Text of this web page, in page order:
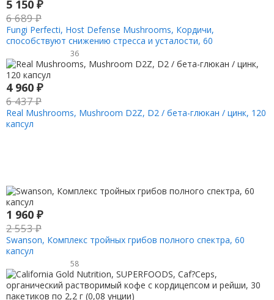
5 150 ₽
6 689₽
Fungi Perfecti, Host Defense Mushrooms, Кордичи,
способствуют снижению стресса и усталости, 60
вегетарианских капсул
36
4 960 ₽
6 437₽
Real Mushrooms, Mushroom D2Z, D2 / бета-глюкан / цинк, 120
капсул
1 960 ₽
2 553₽
Swanson, Комплекс тройных грибов полного спектра, 60
капсул
58